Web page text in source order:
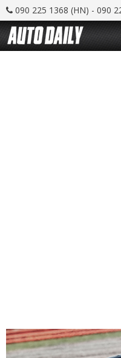
090 225 1368 (HN) - 090